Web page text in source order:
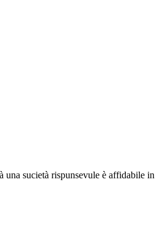
sucietà rispunsevule è affidabile